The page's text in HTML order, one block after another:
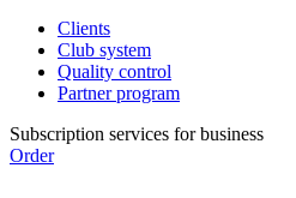
Clients
Club system
Quality control
Partner program
Subscription services for business
Order